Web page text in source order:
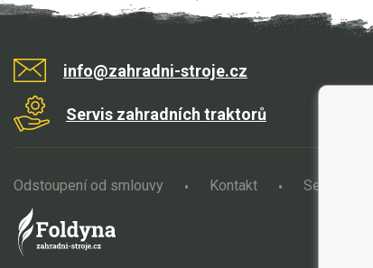
info@zahradni-stroje.cz
Servis zahradních traktorů
Odstoupení od smlouvy Kontakt Servis